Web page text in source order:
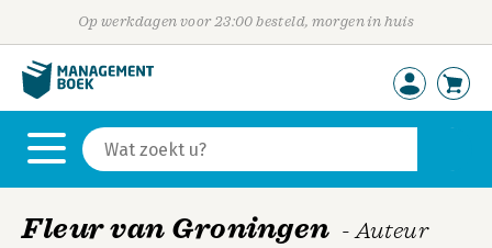
Op werkdagen voor 23:00 besteld, morgen in huis
Fleur van Groningen - Auteur